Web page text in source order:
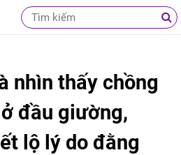
nhìn thấy chồng
đầu giường,
lộ lý do đằng